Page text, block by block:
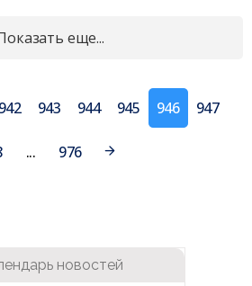
еще...
942 943 944 945 946 947
... 976
новостей